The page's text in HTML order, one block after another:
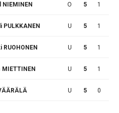
NIEMINEN O 5 1
PULKKANEN U 5 1
RUOHONEN U 5 1
MIETTINEN U 5 1
U 5 0